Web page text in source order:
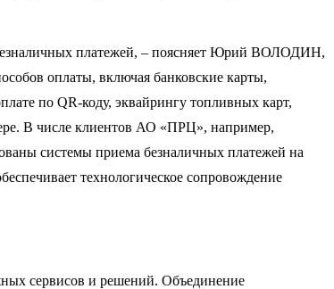
безналичных платежей, – поясняет Юрий ВОЛОДИН,
оплаты, включая банковские карты,
по QR-коду, эквайрингу топливных карт,
В числе клиентов АО «ПРЦ», например,
системы приема безналичных платежей на
технологическое сопровождение
сервисов и решений. Объединение